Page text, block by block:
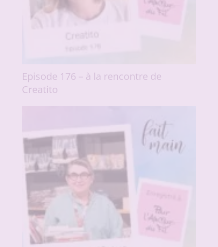
Episode 176 – à la rencontre de
Creatito